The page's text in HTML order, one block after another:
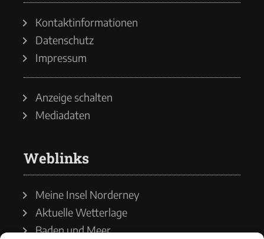
Kontaktinformationen
Datenschutz
Impressum
Anzeige schalten
Mediadaten
Weblinks
Meine Insel Norderney
Aktuelle Wetterlage
Baden und Meer